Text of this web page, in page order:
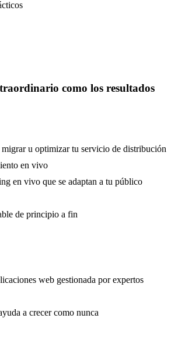
como los resultados
migrar u optimizar tu servicio de distribución
en vivo
en vivo que se adaptan a tu público
de principio a fin
web gestionada por expertos
a crecer como nunca